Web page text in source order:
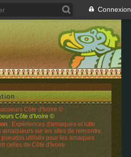
Connexion
Côte d'Ivoire ©
: Expériences d'arnaques et lutte
arnaqueurs sur les sites de rencontre.
pseudos utilisés pour les arnaques
celles de Côte d'Ivoire